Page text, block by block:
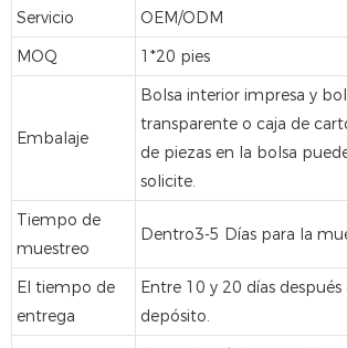
Servicio
OEM/ODM
MOQ
1*20 pies
Embalaje
Bolsa interior impresa y
transparente o caja de
de piezas en la bolsa
solicite.
Tiempo de
muestreo
Dentro3-5 Días para la
El tiempo de
entrega
Entre 10 y 20 días
depósito.